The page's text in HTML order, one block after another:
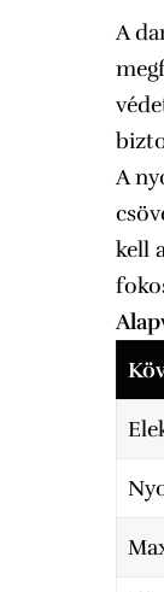
A
A
kell